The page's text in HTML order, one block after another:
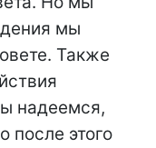
мы
Также
надеемся,
после этого